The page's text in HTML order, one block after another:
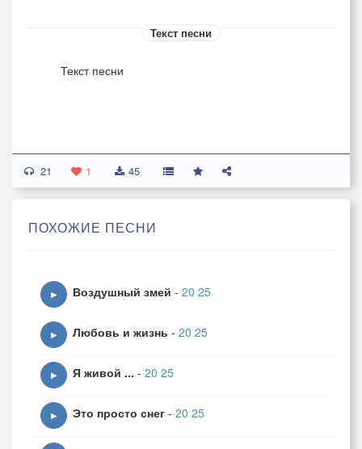
Текст песни
Текст песни
21 1 45
ПОХОЖИЕ ПЕСНИ
▶ Воздушный змей - 20 25
▶ Любовь и жизнь - 20 25
▶ Я живой ... - 20 25
▶ Это просто снег - 20 25